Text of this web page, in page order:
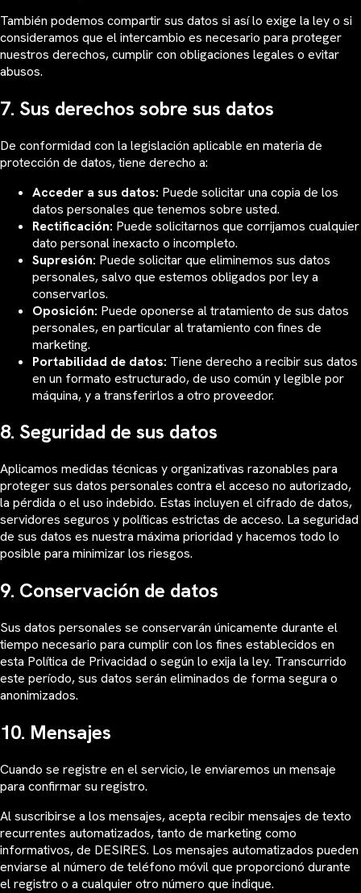
También podemos compartir sus datos si así lo exige la ley o si
consideramos que el intercambio es necesario para proteger
nuestros derechos, cumplir con obligaciones legales o evitar
abusos.
7. Sus derechos sobre sus datos
De conformidad con la legislación aplicable en materia de
protección de datos, tiene derecho a:
Acceder a sus datos: Puede solicitar una copia de los
datos personales que tenemos sobre usted.
Rectificación: Puede solicitarnos que corrijamos cualquier
dato personal inexacto o incompleto.
Supresión: Puede solicitar que eliminemos sus datos
personales, salvo que estemos obligados por ley a
conservarlos.
Oposición: Puede oponerse al tratamiento de sus datos
personales, en particular al tratamiento con fines de
marketing.
Portabilidad de datos: Tiene derecho a recibir sus datos
en un formato estructurado, de uso común y legible por
máquina, y a transferirlos a otro proveedor.
8. Seguridad de sus datos
Aplicamos medidas técnicas y organizativas razonables para
proteger sus datos personales contra el acceso no autorizado,
la pérdida o el uso indebido. Estas incluyen el cifrado de datos,
servidores seguros y políticas estrictas de acceso. La seguridad
de sus datos es nuestra máxima prioridad y hacemos todo lo
posible para minimizar los riesgos.
9. Conservación de datos
Sus datos personales se conservarán únicamente durante el
tiempo necesario para cumplir con los fines establecidos en
esta Política de Privacidad o según lo exija la ley. Transcurrido
este período, sus datos serán eliminados de forma segura o
anonimizados.
10. Mensajes
Cuando se registre en el servicio, le enviaremos un mensaje
para confirmar su registro.
Al suscribirse a los mensajes, acepta recibir mensajes de texto
recurrentes automatizados, tanto de marketing como
informativos, de DESIRES. Los mensajes automatizados pueden
enviarse al número de teléfono móvil que proporcionó durante
el registro o a cualquier otro número que indique.